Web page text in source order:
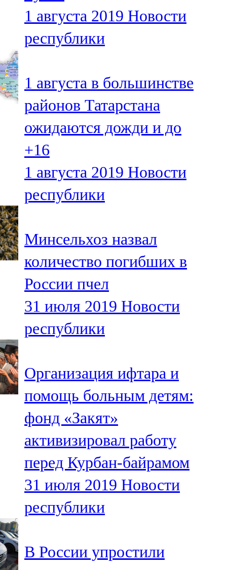
Нурлат
104,7 FM
71,42 FM
Сарман
107,8 FM
Теләче
106,1 FM
Түбән Кама
Чирмешән
107,7 FM
Чистай
103,0 FM
Чүпрәле
Шәмәрдән
102,3 FM
Яңа чишмә
107,0 FM
Яр Чаллы
105,5 FM
1 августа 2019 Новости
республики
1 августа в большинстве
районов Татарстана
ожидаются дожди и до
+16
1 августа 2019 Новости
республики
Минсельхоз назвал
количество погибших в
России пчел
31 июля 2019 Новости
республики
Организация ифтара и
помощь больным детям:
фонд «Закят»
активизировал работу
перед Курбан-байрамом
31 июля 2019 Новости
республики
В России упростили